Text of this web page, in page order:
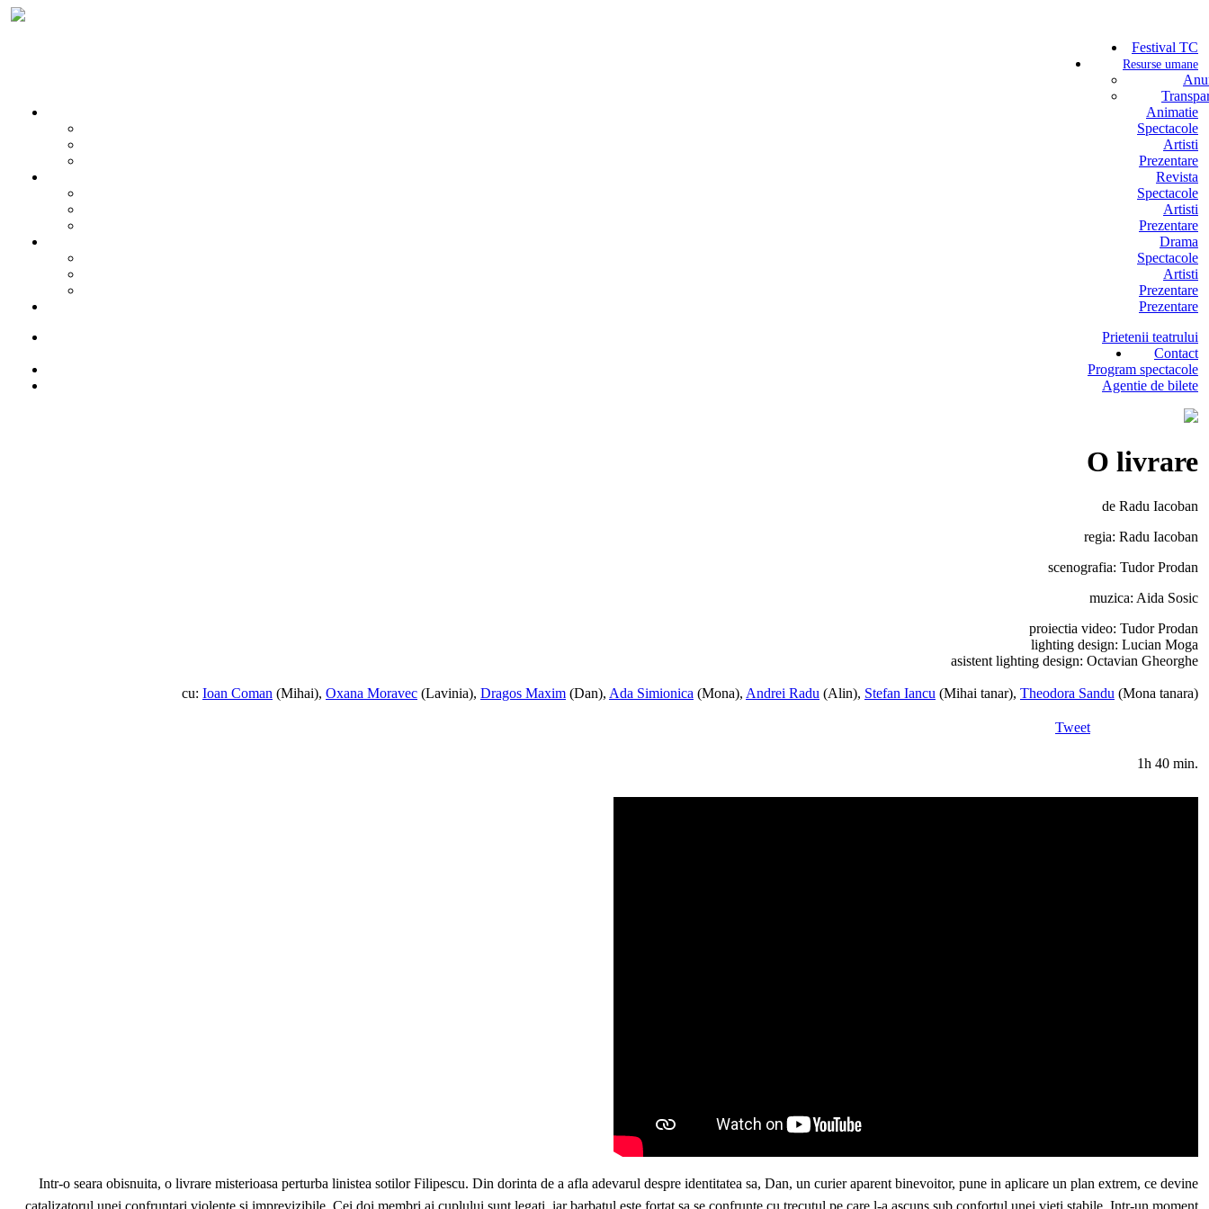
Festival TC
Resurse umane
Animatie
Spectacole
Artisti
Prezentare
Revista
Spectacole
Artisti
Prezentare
Drama
Spectacole
Artisti
Prezentare
Prezentare
Prietenii teatrului
Contact
Program spectacole
Agentie de bilete
O livrare
de Radu Iacoban
regia: Radu Iacoban
scenografia: Tudor Prodan
muzica: Aida Sosic
proiectia video: Tudor Prodan
lighting design: Lucian Moga
asistent lighting design: Octavian Gheorghe
cu: Ioan Coman (Mihai), Oxana Moravec (Lavinia), Dragos Maxim (Dan), Ada Simionica (Mona), Andrei Radu (Alin), Stefan Iancu (Mihai tanar), Theodora Sandu (Mona tanara)
Tweet
1h 40 min.
Intr-o seara obisnuita, o livrare misterioasa perturba linistea sotilor Filipescu. Din dorinta de a afla adevarul despre identitatea sa, Dan, un curier aparent binevoitor, pune in aplicare un plan extrem, ce devine
catalizatorul unei confruntari violente si imprevizibile. Cei doi membri ai cuplului sunt legati, iar barbatul este fortat sa se confrunte cu trecutul pe care l-a ascuns sub confortul unei vieti stabile. Intr-un moment